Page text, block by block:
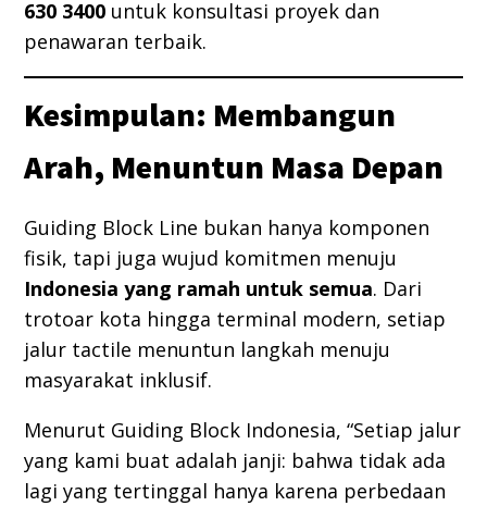
630 3400 untuk konsultasi proyek dan
penawaran terbaik.
Kesimpulan: Membangun
Arah, Menuntun Masa Depan
Guiding Block Line bukan hanya komponen
fisik, tapi juga wujud komitmen menuju
Indonesia yang ramah untuk semua. Dari
trotoar kota hingga terminal modern, setiap
jalur tactile menuntun langkah menuju
masyarakat inklusif.
Menurut Guiding Block Indonesia, “Setiap jalur
yang kami buat adalah janji: bahwa tidak ada
lagi yang tertinggal hanya karena perbedaan